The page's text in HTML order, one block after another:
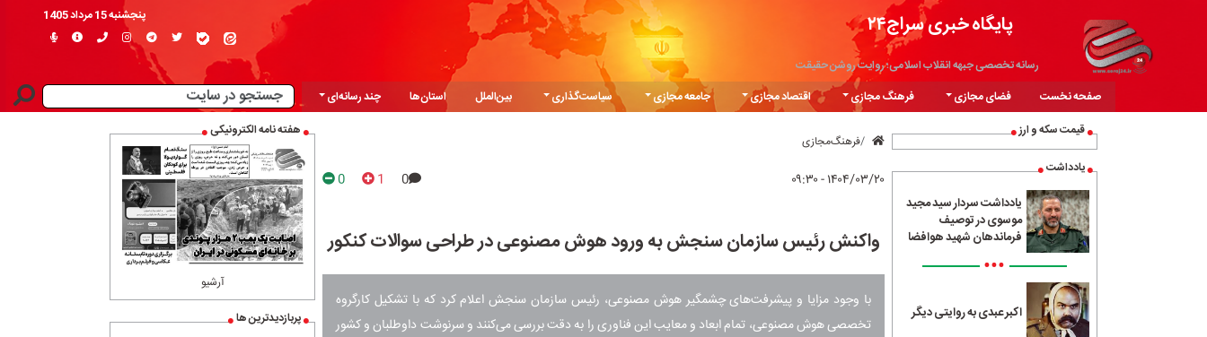
پایگاه خبری سراج۲۴
رسانه تخصصی جبهه انقلاب اسلامی؛ روایت روشن حقیقت
پنجشنبه 15 مرداد 1405
صفحه نخست فضای مجازی فرهنگ مجازی اقتصاد مجازی جامعه مجازی سیاست‌گذاری بین‌الملل استان‌ها
چند رسانه‌ای
قیمت سکه و ارز
یادداشت
یادداشت سردار سید مجید
موسوی در توصیف
فرماندهان شهید هوافضا
•••
اکبر عبدی به روایتی دیگر
فرهنگ‌مجازی
۱۴۰۴/۰۳/۲۰ - ۰۹:۳۰ 0
1
0
واکنش رئیس سازمان سنجش به ورود هوش مصنوعی در طراحی سوالات کنکور
با وجود مزایا و پیشرفت‌های چشمگیر هوش مصنوعی، رئیس سازمان سنجش اعلام کرد که با تشکیل کارگروه
تخصصی هوش مصنوعی، تمام ابعاد و معایب این فناوری را به دقت بررسی می‌کنند و سرنوشت داوطلبان و کشور
هفته نامه الکترونیکی
آرشیو
پربازدیدترین ها